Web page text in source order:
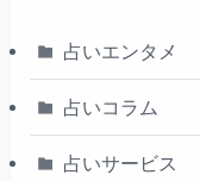
占いエンタメ
占いコラム
占いサービス